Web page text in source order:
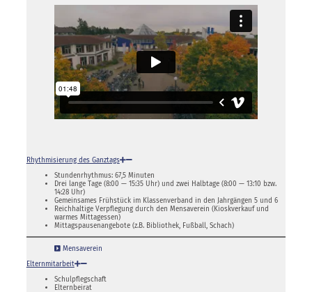
Rhythmisierung des Ganztags
Stundenrhythmus: 67,5 Minuten
Drei lange Tage (8:00 — 15:35 Uhr) und zwei Halbtage (8:00 — 13:10 bzw.
14:28 Uhr)
Gemeinsames Frühstück im Klassenverband in den Jahrgängen 5 und 6
Reichhaltige Verpflegung durch den Mensaverein (Kioskverkauf und
warmes Mittagessen)
Mittagspausenangebote (z.B. Bibliothek, Fußball, Schach)
Mensaverein
Elternmitarbeit
Schulpflegschaft
Elternbeirat